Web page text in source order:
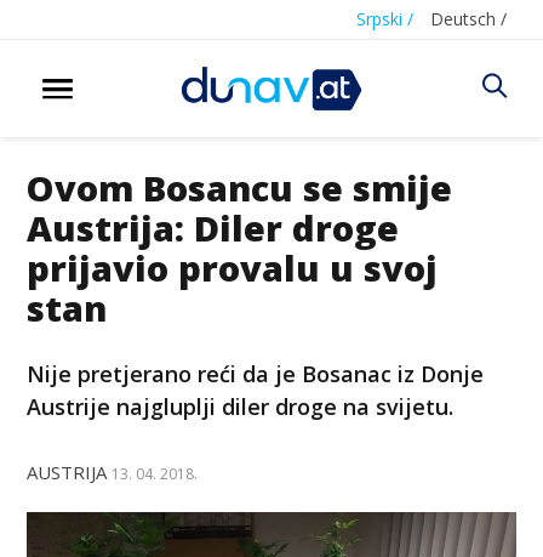
Srpski / Deutsch /
Ovom Bosancu se smije
Austrija: Diler droge
prijavio provalu u svoj
stan
Nije pretjerano reći da je Bosanac iz Donje
Austrije najgluplji diler droge na svijetu.
AUSTRIJA 13. 04. 2018.